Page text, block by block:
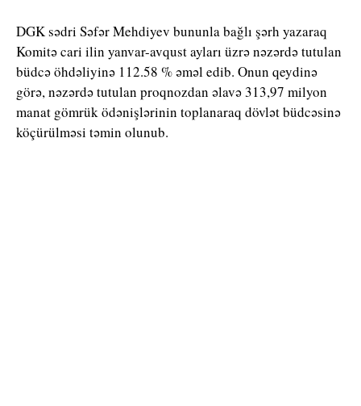
DGK sədri Səfər Mehdiyev bununla bağlı şərh yazaraq
Komitə cari ilin yanvar-avqust ayları üzrə nəzərdə tutulan
büdcə öhdəliyinə 112.58 % əməl edib. Onun qeydinə
görə, nəzərdə tutulan proqnozdan əlavə 313,97 milyon
manat gömrük ödənişlərinin toplanaraq dövlət büdcəsinə
köçürülməsi təmin olunub.